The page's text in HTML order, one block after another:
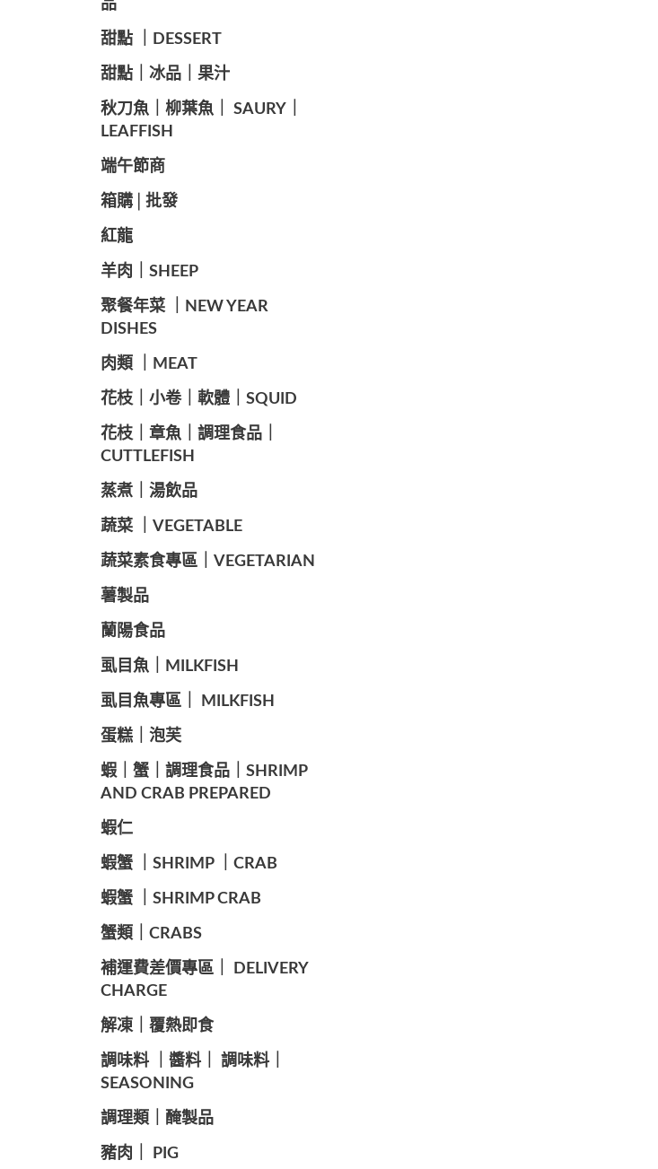
品
甜點 ｜DESSERT
️甜點｜冰品｜果汁
️秋刀魚｜柳葉魚｜ SAURY｜
LEAFFISH
️端午節商️
️箱購│批發
紅龍
羊肉｜SHEEP
️聚餐年菜 ｜NEW YEAR
DISHES
肉類 ｜MEAT
️花枝｜小卷｜軟體｜SQUID
花枝｜章魚｜調理食品｜
CUTTLEFISH
️蒸煮｜湯飲品
蔬菜 ｜VEGETABLE
蔬菜素食專區｜VEGETARIAN
️薯製品
蘭陽食品
️虱目魚｜MILKFISH
️虱目魚專區｜ MILKFISH
️蛋糕｜泡芙
️蝦｜蟹｜調理食品｜SHRIMP
AND CRAB PREPARED
️蝦仁
️蝦蟹 ｜SHRIMP ｜CRAB
️蝦蟹 ｜SHRIMP CRAB
️蟹類｜CRABS
️補運費差價專區｜ DELIVERY
CHARGE
️解凍｜覆熱即食
️調味料 ｜醬料｜ 調味料｜
SEASONING
️調理類｜醃製品
豬肉｜ PIG